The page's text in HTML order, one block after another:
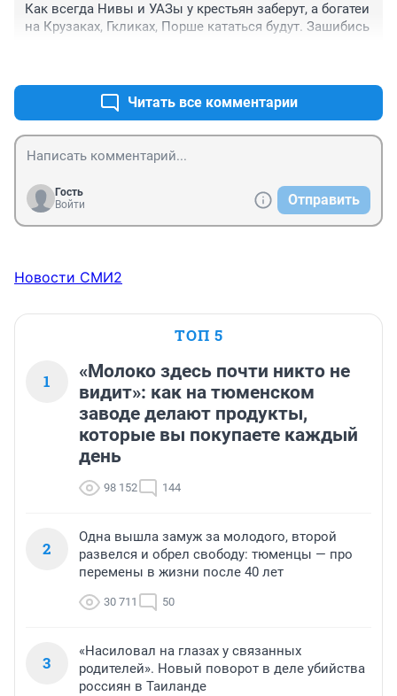
Как всегда Нивы и УАЗы у крестьян заберут, а богатеи
на Крузаках, Гкликах, Порше кататься будут. Зашибись
Читать все комментарии
Гость
Войти
Отправить
Новости СМИ2
ТОП 5
1
«Молоко здесь почти никто не
видит»: как на тюменском
заводе делают продукты,
которые вы покупаете каждый
день
98 152 144
2
Одна вышла замуж за молодого, второй
развелся и обрел свободу: тюменцы — про
перемены в жизни после 40 лет
30 711 50
3
«Насиловал на глазах у связанных
родителей». Новый поворот в деле убийства
россиян в Таиланде